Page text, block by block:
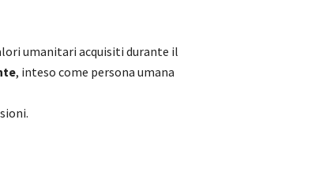
umanitari acquisiti durante il
, inteso come persona umana